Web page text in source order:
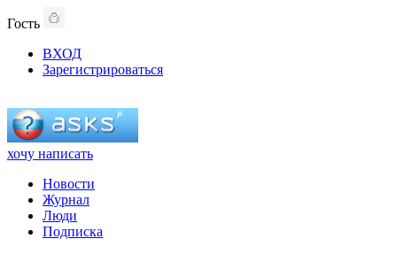
Гость
ВХОД
Зарегистрироваться
хочу написать
Новости
Журнал
Люди
Подписка